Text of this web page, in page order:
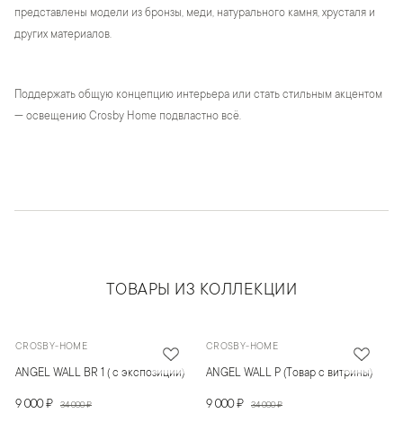
представлены модели из бронзы, меди, натурального камня, хрусталя и
других материалов.
Поддержать общую концепцию интерьера или стать стильным акцентом
— освещению Crosby Home подвластно всё.
ТОВАРЫ ИЗ КОЛЛЕКЦИИ
CROSBY-HOME
ANGEL WALL BR 1 ( с экспозиции)
9 000 ₽ 34 000 ₽
CROSBY-HOME
ANGEL WALL P (Товар с витрины)
9 000 ₽ 34 000 ₽